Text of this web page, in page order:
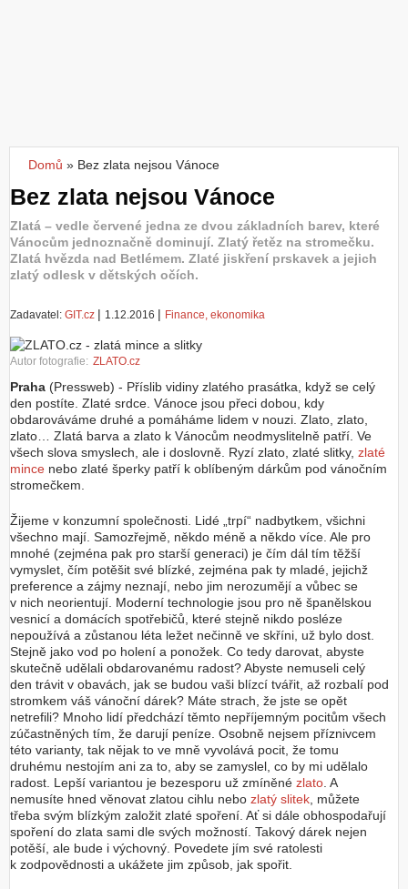
č
t
Jste zde
Domů » Bez zlata nejsou Vánoce
Bez zlata nejsou Vánoce
Zlatá – vedle červené jedna ze dvou základních barev, které
Vánocům jednoznačně dominují. Zlatý řetěz na stromečku.
Zlatá hvězda nad Betlémem. Zlaté jiskření prskavek a jejich
zlatý odlesk v dětských očích.
Zadavatel: GIT.cz | 1.12.2016 | Finance, ekonomika
Autor fotografie: ZLATO.cz
Praha (Pressweb) - Příslib vidiny zlatého prasátka, když se celý
den postíte. Zlaté srdce. Vánoce jsou přeci dobou, kdy
obdarováváme druhé a pomáháme lidem v nouzi. Zlato, zlato,
zlato… Zlatá barva a zlato k Vánocům neodmyslitelně patří. Ve
všech slova smyslech, ale i doslovně. Ryzí zlato, zlaté slitky, zlaté
mince nebo zlaté šperky patří k oblíbeným dárkům pod vánočním
stromečkem.
Žijeme v konzumní společnosti. Lidé „trpí“ nadbytkem, všichni
všechno mají. Samozřejmě, někdo méně a někdo více. Ale pro
mnohé (zejména pak pro starší generaci) je čím dál tím těžší
vymyslet, čím potěšit své blízké, zejména pak ty mladé, jejichž
preference a zájmy neznají, nebo jim nerozumějí a vůbec se
v nich neorientují. Moderní technologie jsou pro ně španělskou
vesnicí a domácích spotřebičů, které stejně nikdo posléze
nepoužívá a zůstanou léta ležet nečinně ve skříni, už bylo dost.
Stejně jako vod po holení a ponožek. Co tedy darovat, abyste
skutečně udělali obdarovanému radost? Abyste nemuseli celý
den trávit v obavách, jak se budou vaši blízcí tvářit, až rozbalí pod
stromkem váš vánoční dárek? Máte strach, že jste se opět
netrefili? Mnoho lidí předchází těmto nepříjemným pocitům všech
zúčastněných tím, že darují peníze. Osobně nejsem příznivcem
této varianty, tak nějak to ve mně vyvolává pocit, že tomu
druhému nestojím ani za to, aby se zamyslel, co by mi udělalo
radost. Lepší variantou je bezesporu už zmíněné zlato . A
nemusíte hned věnovat zlatou cihlu nebo zlatý slitek , můžete
třeba svým blízkým založit zlaté spoření. Ať si dále obhospodařují
spoření do zlata sami dle svých možností. Takový dárek nejen
potěší, ale bude i výchovný. Povedete jím své ratolesti
k zodpovědnosti a ukážete jim způsob, jak spořit.